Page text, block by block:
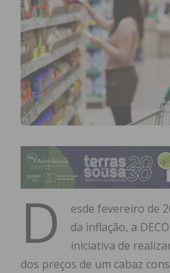
D
esde fevereiro de
da inflação, a
iniciativa de
dos preços de um cabaz